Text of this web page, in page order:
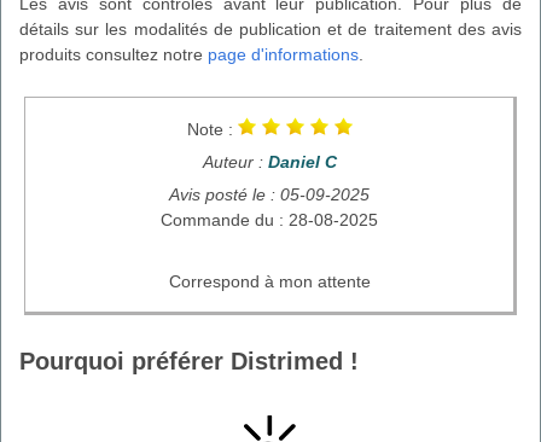
Les avis sont contrôlés avant leur publication. Pour plus de
détails sur les modalités de publication et de traitement des avis
produits consultez notre page d'informations.
Note :
Auteur : Daniel C
Avis posté le : 05-09-2025
Commande du : 28-08-2025
Correspond à mon attente
Pourquoi préférer Distrimed !